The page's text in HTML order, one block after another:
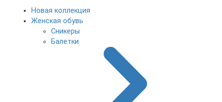
Новая коллекция
Женская обувь
Сникеры
Балетки